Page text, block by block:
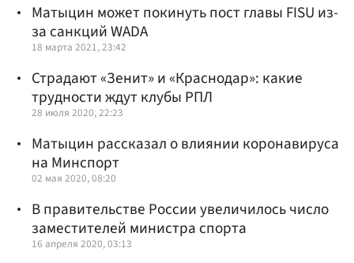
Матыцин может покинуть пост главы FISU из-
за санкций WADA
18 марта 2021, 23:42
Страдают «Зенит» и «Краснодар»: какие
трудности ждут клубы РПЛ
28 июля 2020, 22:23
Матыцин рассказал о влиянии коронавируса
на Минспорт
02 мая 2020, 08:20
В правительстве России увеличилось число
заместителей министра спорта
16 апреля 2020, 03:13